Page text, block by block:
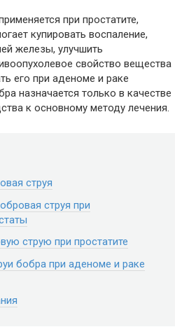
при простатите,
купировать воспаление,
железы, улучшить
свойство вещества
его при аденоме и раке
назначается только в качестве
к основному методу лечения.
струя
струя при
струю при простатите
бобра при аденоме и раке